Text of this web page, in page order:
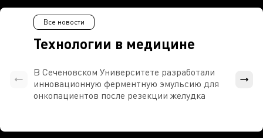
Технологии в медицине
Все новости
В Сеченовском Университете разработали
инновационную ферментную эмульсию для
онкопациентов после резекции желудка